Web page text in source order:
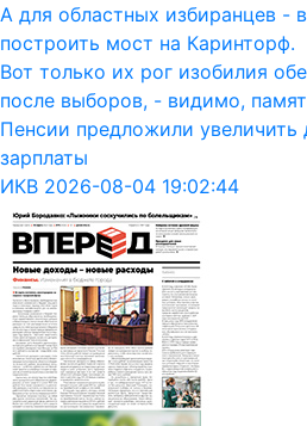
А для областных избиранцев -
построить мост на Каринторф.
Вот только их рог изобилия
после выборов, - видимо,
Пенсии предложили увеличить
зарплаты
ИКВ 2026-08-04 19:02:44